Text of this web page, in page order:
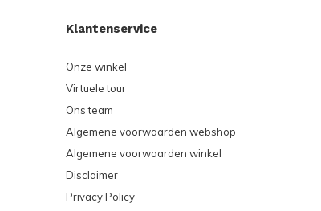
Klantenservice
Onze winkel
Virtuele tour
Ons team
Algemene voorwaarden webshop
Algemene voorwaarden winkel
Disclaimer
Privacy Policy